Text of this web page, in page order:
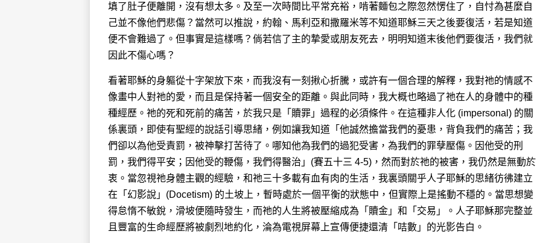
填了肚子便離開，沒有想太多。及至一次時間比平常充裕，啃著麵包之際忽然愣住了，自忖為甚麼自
己並不像他們悲傷？當然可以推說，約翰、馬利亞和撒羅米等不知道耶穌三天之後要復活，若是知道
便不會難過了。但事實是這樣嗎？倘若信了主的摯愛或朋友死去，明明知道末後他們要復活，我們就
因此不傷心嗎？
看著耶穌的身軀從十字架放下來，而我沒有一刻揪心折騰，或許有一個合理的解釋，我對祂的情感不
像畫中人對祂的愛，而且是保持著一個安全的距離。與此同時，我大概也略過了祂在人的身體中的種
種經歷。祂的死和死前的痛苦，於我只是「贖罪」過程的必須條件。在這種非人化 (impersonal) 的關
係裏頭，即使有聖經的說話引導思緒，例如讓我知道「他誠然擔當我們的憂患，背負我們的痛苦；我
們卻以為他受責罰，被神擊打苦待了。哪知他為我們的過犯受害，為我們的罪孽壓傷。因他受的刑
罰，我們得平安；因他受的鞭傷，我們得醫治」(賽五十三 4-5)，然而對於祂的被害，我仍然是無動於
衷。當忽視祂身體主觀的經驗，和祂三十多載有血有肉的生活，我裏頭關乎人子耶穌的思緒彷彿建立
在「幻影說」(Docetism) 的土坡上，暫時處於一個平衡的狀態中，但實際上是搖動不穩的。當思想變
得怠惰不敏銳，滑坡便隨時發生，而祂的人生將被壓縮成為「贖金」和「交易」。人子耶穌那完整並
且豐富的生命經歷將被劇烈地約化，淪為電視屏幕上宣傳便捷還清「咭數」的光影告白。